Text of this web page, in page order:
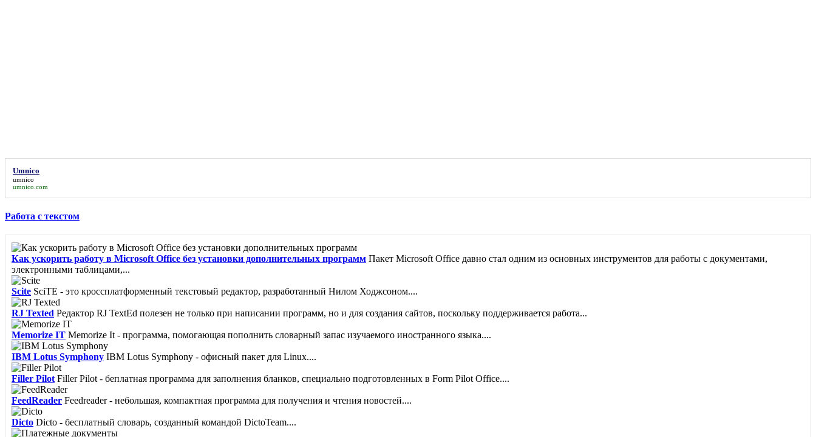
Umnico
umnico
umnico.com
Работа с текстом
Как ускорить работу в Microsoft Office без установки дополнительных программ Пакет Microsoft Office давно стал одним из основных инструментов для работы с документами,
электронными таблицами,...
Scite SciTE - это кроссплатформенный текстовый редактор, разработанный Нилом Ходжсоном....
RJ Texted Редактор RJ TextEd полезен не только при написании программ, но и для создания сайтов, поскольку поддерживается работа...
Memorize IT Memorize It - программа, помогающая пополнить словарный запас изучаемого иностранного языка....
IBM Lotus Symphony IBM Lotus Symphony - офисный пакет для Linux....
Filler Pilot Filler Pilot - беплатная программа для заполнения бланков, специально подготовленных в Form Pilot Office....
FeedReader Feedreader - небольшая, компактная программа для получения и чтения новостей....
Dicto Dicto - бесплатный словарь, созданный командой DictoTeam....